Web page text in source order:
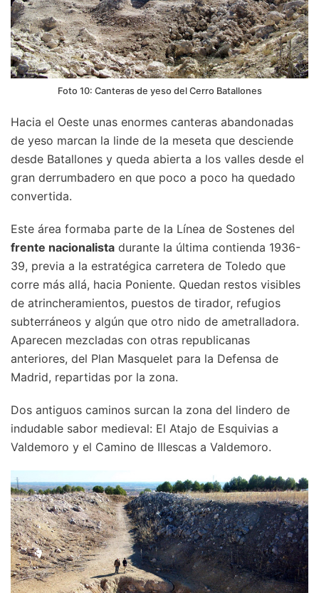
Foto 10: Canteras de yeso del Cerro Batallones
Hacia el Oeste unas enormes canteras abandonadas
de yeso marcan la linde de la meseta que desciende
desde Batallones y queda abierta a los valles desde el
gran derrumbadero en que poco a poco ha quedado
convertida.
Este área formaba parte de la Línea de Sostenes del
frente nacionalista durante la última contienda 1936-
39, previa a la estratégica carretera de Toledo que
corre más allá, hacia Poniente. Quedan restos visibles
de atrincheramientos, puestos de tirador, refugios
subterráneos y algún que otro nido de ametralladora.
Aparecen mezcladas con otras republicanas
anteriores, del Plan Masquelet para la Defensa de
Madrid, repartidas por la zona.
Dos antiguos caminos surcan la zona del lindero de
indudable sabor medieval: El Atajo de Esquivias a
Valdemoro y el Camino de Illescas a Valdemoro.